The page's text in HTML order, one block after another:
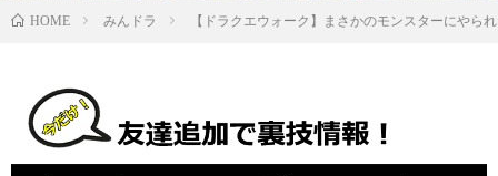
HOME みんドラ 【ドラクエウォーク】まさかのモンスターにやら